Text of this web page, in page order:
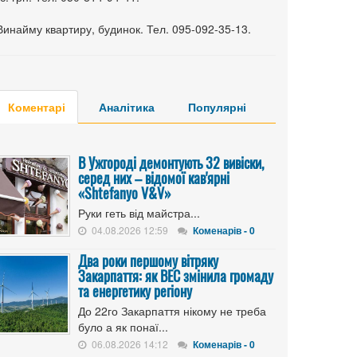
квартиру, будинок. Тел. 095-092-35-13.
Коментарі Аналітика Популярні
В Ужгороді демонтують 32 вивіски,
серед них – відомої кав'ярні
«Shtefanyo V&V»
Руки геть від майстра...
04.08.2026 12:59 Коменарів - 0
Два роки першому вітряку
Закарпаття: як ВЕС змінила громаду
та енергетику регіону
До 22го Закарпаття нікому не треба
було а як понаї...
06.08.2026 14:12 Коменарів - 0